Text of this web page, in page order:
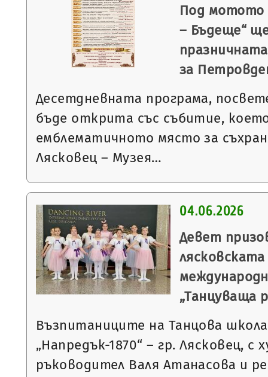
Под мотото
– Бъдеще“
за
Десетдневната програма,
бъде открита със събитие,
емблематичното място за
Лясковец – Музея…
04.06.2026
Девет
„Танцуваща
Възпитаниците на Танцова
„Напредък-1870“ – гр. Лясковец, с
ръководител Валя Атанасова и